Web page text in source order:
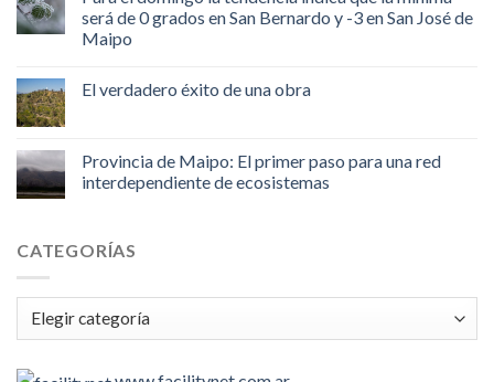
será de 0 grados en San Bernardo y -3 en San José de
Maipo
El verdadero éxito de una obra
Provincia de Maipo: El primer paso para una red
interdependiente de ecosistemas
CATEGORÍAS
Categorías